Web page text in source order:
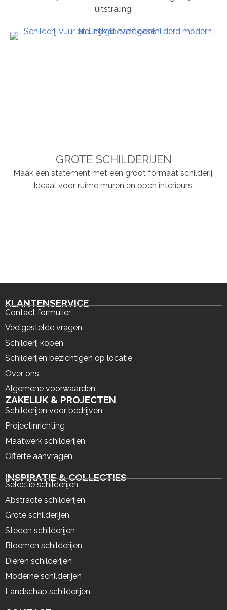
uitstraling.
GROTE SCHILDERIJEN
Maak een statement met een groot formaat schilderij.
Ideaal voor ruime muren en open interieurs.
KLANTENSERVICE
Contact formulier
Veelgestelde vragen
Schilderij kopen
Schilderijen bezichtigen op locatie
Over ons
Algemene voorwaarden
ZAKELIJK & PROJECTEN
Schilderijen voor bedrijven
Projectinrichting
Maatwerk schilderijen
Offerte aanvragen
INSPIRATIE & COLLECTIES
Selectie schilderijen
Abstracte schilderijen
Grote schilderijen
Steden schilderijen
Bloemen schilderijen
Dieren schilderijen
Moderne schilderijen
Landschap schilderijen